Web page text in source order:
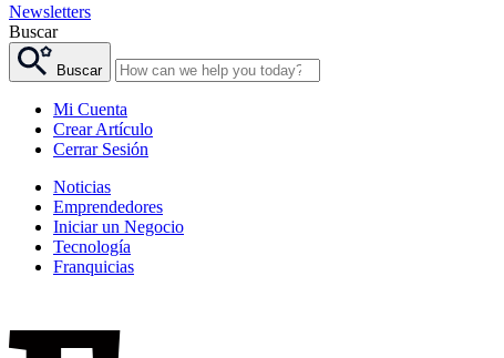
Newsletters
Buscar
Buscar
Mi Cuenta
Crear Artículo
Cerrar Sesión
Noticias
Emprendedores
Iniciar un Negocio
Tecnología
Franquicias